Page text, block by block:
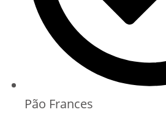
Pão Frances